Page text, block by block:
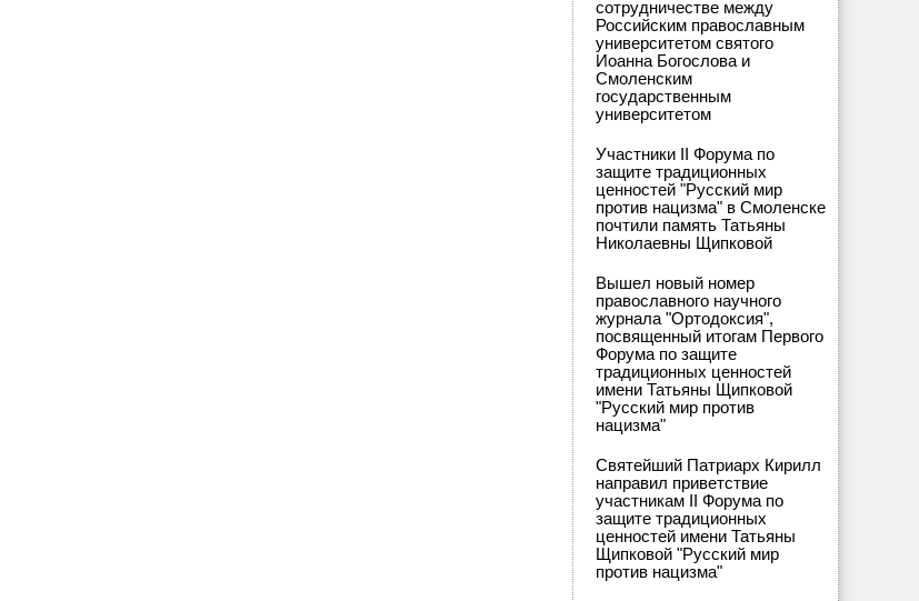
сотрудничестве между
Российским православным
университетом святого
Иоанна Богослова и
Смоленским
государственным
университетом
Участники II Форума по
защите традиционных
ценностей "Русский мир
против нацизма" в Смоленске
почтили память Татьяны
Николаевны Щипковой
Вышел новый номер
православного научного
журнала "Ортодоксия",
посвященный итогам Первого
Форума по защите
традиционных ценностей
имени Татьяны Щипковой
"Русский мир против
нацизма"
Святейший Патриарх Кирилл
направил приветствие
участникам II Форума по
защите традиционных
ценностей имени Татьяны
Щипковой "Русский мир
против нацизма"